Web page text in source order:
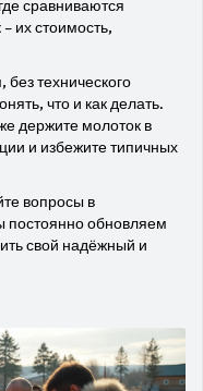
сравниваются
их стоимость,
технического
что и как делать.
держите молоток в
и избежите типичных
вопросы в
постоянно обновляем
свой надёжный и